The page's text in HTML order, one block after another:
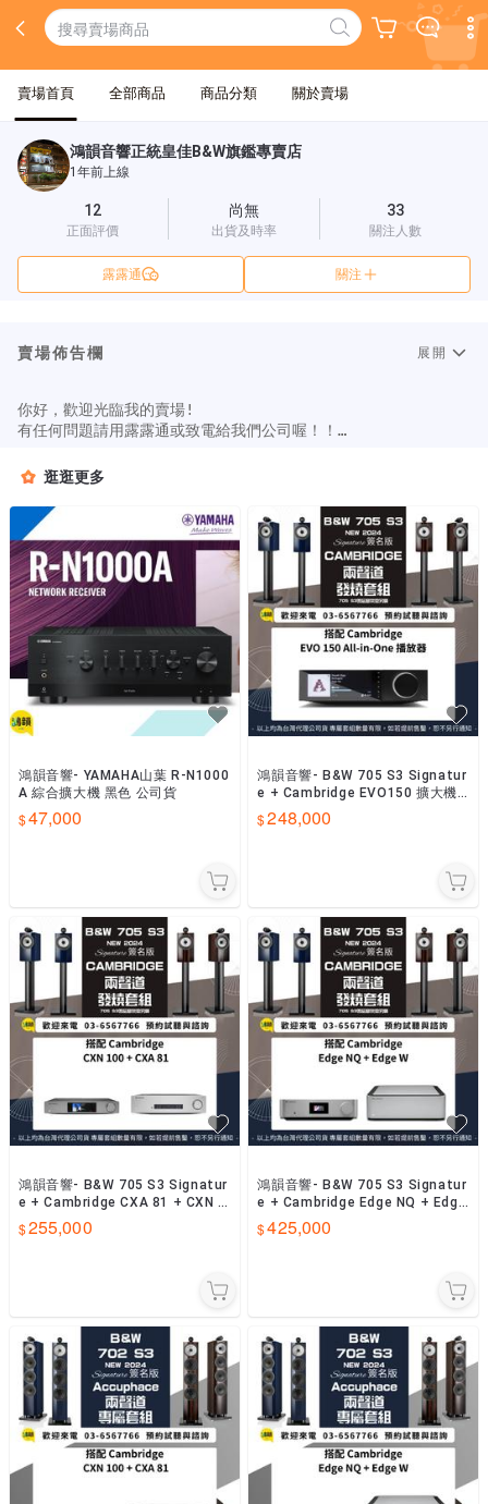
賣場首頁 全部商品 商品分類 關於賣場
鴻韻音響正統皇佳B&W旗鑑專賣店
1年前上線
12
正面評價
尚無
出貨及時率
33
關注人數
露露通 關注
賣場佈告欄 展開
你好，歡迎光臨我的賣場!
有任何問題請用露露通或致電給我們公司喔！！
還有許多商品在這!!!!!!!!
逛逛更多
鴻韻音響- YAMAHA山葉 R-N1000
A 綜合擴大機 黑色 公司貨
47,000
鴻韻音響- B&W 705 S3 Signatur
e + Cambridge EVO150 擴大機
台灣公司貨
248,000
鴻韻音響- B&W 705 S3 Signatur
e + Cambridge CXA 81 + CXN 1
00 擴大機
255,000
鴻韻音響- B&W 705 S3 Signatur
e + Cambridge Edge NQ + Edge
W 擴大機
425,000